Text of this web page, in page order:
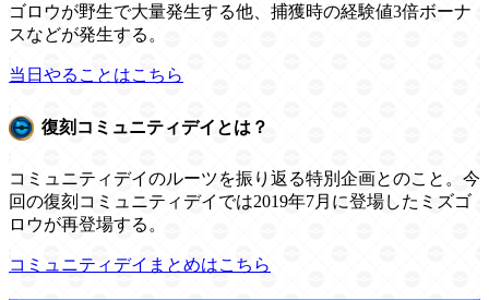
ゴロウが野生で大量発生する他、捕獲時の経験値3倍ボーナ
スなどが発生する。
当日やることはこちら
復刻コミュニティデイとは？
コミュニティデイのルーツを振り返る特別企画とのこと。今
回の復刻コミュニティデイでは2019年7月に登場したミズゴ
ロウが再登場する。
コミュニティデイまとめはこちら